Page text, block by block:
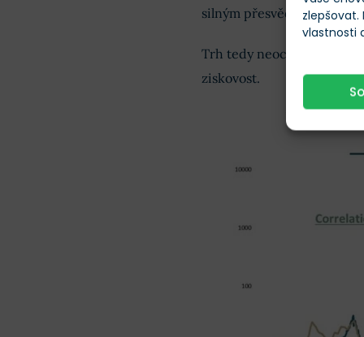
vlastnosti
silným přesvědčením, že
Trh tedy neoceňuje jen
ziskovost.